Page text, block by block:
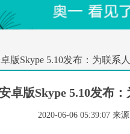
版Skype 5.10发布：为联系
卓版Skype 5.10发布
2020-06-06 05:39:07 来